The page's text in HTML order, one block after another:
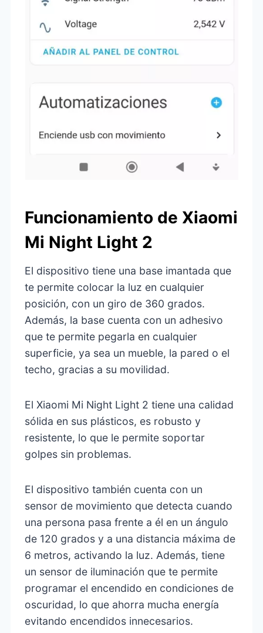
Funcionamiento de Xiaomi
Mi Night Light 2
El dispositivo tiene una base imantada que
te permite colocar la luz en cualquier
posición, con un giro de 360 grados.
Además, la base cuenta con un adhesivo
que te permite pegarla en cualquier
superficie, ya sea un mueble, la pared o el
techo, gracias a su movilidad.
El Xiaomi Mi Night Light 2 tiene una calidad
sólida en sus plásticos, es robusto y
resistente, lo que le permite soportar
golpes sin problemas.
El dispositivo también cuenta con un
sensor de movimiento que detecta cuando
una persona pasa frente a él en un ángulo
de 120 grados y a una distancia máxima de
6 metros, activando la luz. Además, tiene
un sensor de iluminación que te permite
programar el encendido en condiciones de
oscuridad, lo que ahorra mucha energía
evitando encendidos innecesarios.